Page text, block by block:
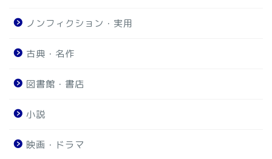
ノンフィクション・実用
古典・名作
図書館・書店
小説
映画・ドラマ